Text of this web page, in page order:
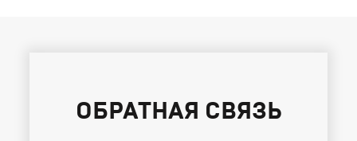
ОБРАТНАЯ СВЯЗЬ